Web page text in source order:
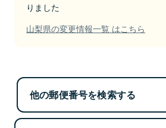
りました
山梨県の変更情報一覧 はこちら
他の郵便番号を検索する